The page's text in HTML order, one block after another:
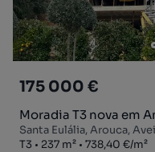
175 000 €
Moradia T3 nova em
Santa Eulália, Arouca,
Tipologia
T3
Zona237 m²
Preço por metro quadrado
738,40 €/m²